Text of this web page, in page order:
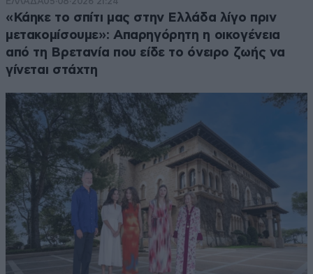
«Κάηκε το σπίτι μας στην Ελλάδα λίγο πριν
μετακομίσουμε»: Απαρηγόρητη η οικογένεια
από τη Βρετανία που είδε το όνειρο ζωής να
γίνεται στάχτη